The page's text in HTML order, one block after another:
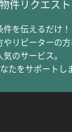
件リクエスト
件を伝えるだけ！
やリピーターの方
気のサービス。
たをサポートし